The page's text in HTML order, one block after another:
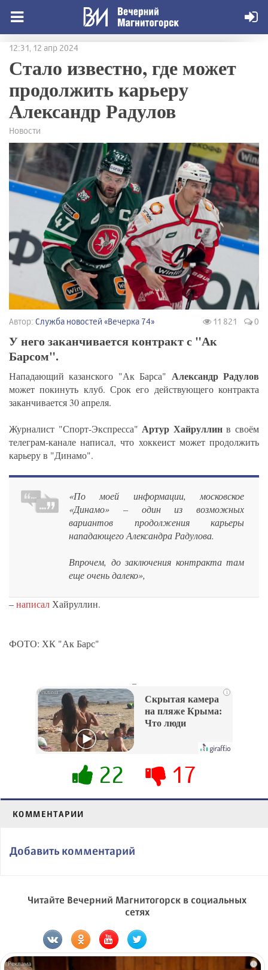
12:31, 12 апр 2024
Стало известно, где может
продолжить карьеру
Александр Радулов
Новости
Автор: Служба новостей «Вечерка 74» 11 821 0
У него заканчивается контракт с "Ак
Барсом".
Нападающий казанского "Ак Барса" Александр Радулов
может покинуть клуб. Срок его действующего контракта
заканчивается 30 апреля.
Журналист "Спорт-Экспресса"Артур Хайруллинв своём
телеграм-канале написал, что хоккеист может продолжить
карьеру в "Динамо".
«По моей информации, московское
«Динамо» – один из возможных
вариантов продолжения карьеры
нападающего Александра Радулова.
Впрочем, до заключения контракта там
еще очень далеко»,
–написалХайруллин.
ФОТО: ХК "Ак Барс"
i
Скрытая камера
на пляже Крыма:
Что люди
их не видят...
22 17
КОММЕНТАРИИ
Добавить комментарий
Читайте Вечерний Магнитогорск в социальных
сетях
i